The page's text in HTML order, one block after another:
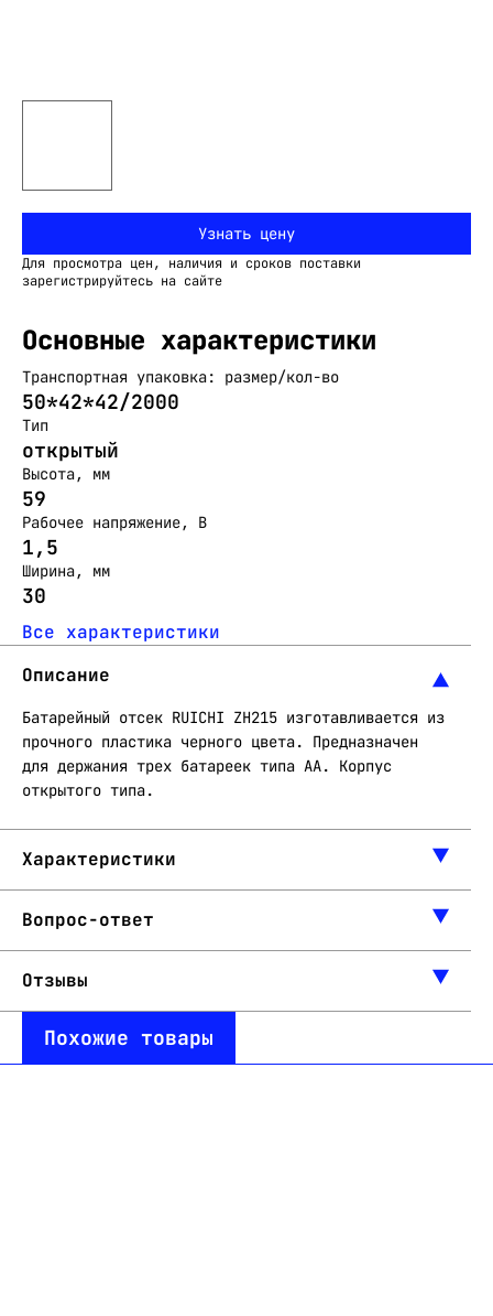
Узнать цену
Для просмотра цен, наличия и сроков поставки
зарегистрируйтесь на сайте
Основные характеристики
Транспортная упаковка: размер/кол-во
50*42*42/2000
Тип
открытый
Высота, мм
59
Рабочее напряжение, В
1,5
Ширина, мм
30
Все характеристики
Описание
Батарейный отсек RUICHI ZH215 изготавливается из
прочного пластика черного цвета. Предназначен
для держания трех батареек типа AA. Корпус
открытого типа.
Характеристики
Вопрос-ответ
Отзывы
Похожие товары